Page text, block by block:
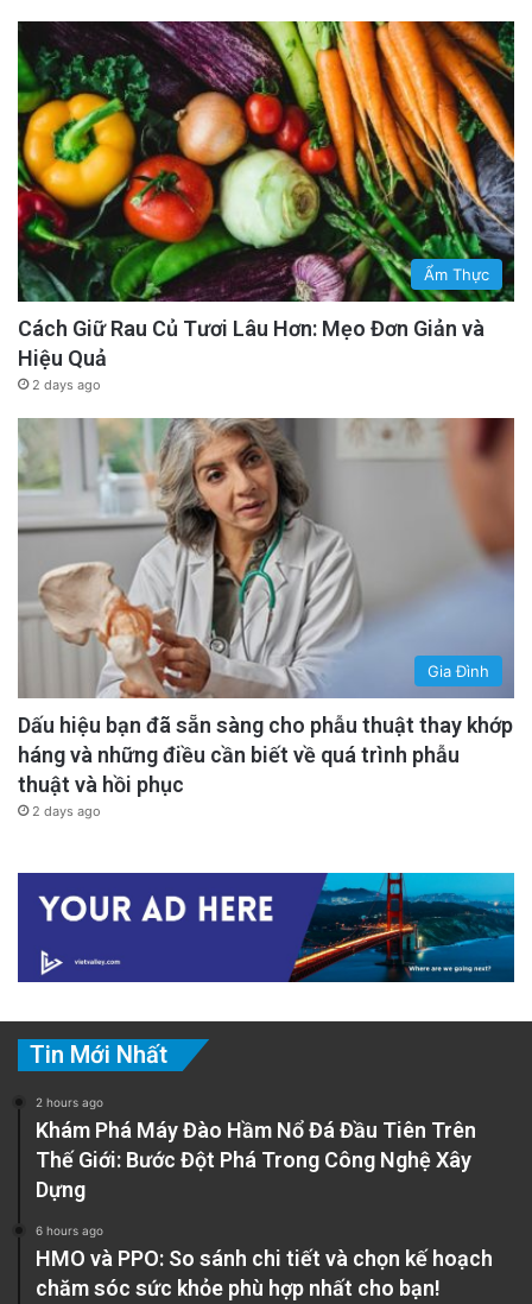
Ẩm Thực
Cách Giữ Rau Củ Tươi Lâu Hơn: Mẹo Đơn Giản và
Hiệu Quả
2 days ago
Gia Đình
Dấu hiệu bạn đã sẵn sàng cho phẫu thuật thay khớp
háng và những điều cần biết về quá trình phẫu
thuật và hồi phục
2 days ago
Tin Mới Nhất
2 hours ago
Khám Phá Máy Đào Hầm Nổ Đá Đầu Tiên Trên
Thế Giới: Bước Đột Phá Trong Công Nghệ Xây
Dựng
6 hours ago
HMO và PPO: So sánh chi tiết và chọn kế hoạch
chăm sóc sức khỏe phù hợp nhất cho bạn!